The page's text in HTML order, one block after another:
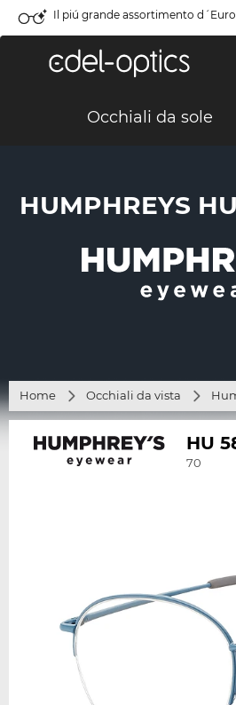
Il piú grande assortimento
Occhiali da sole
HUMPHREYS
Home Occhiali da vista
HU
70